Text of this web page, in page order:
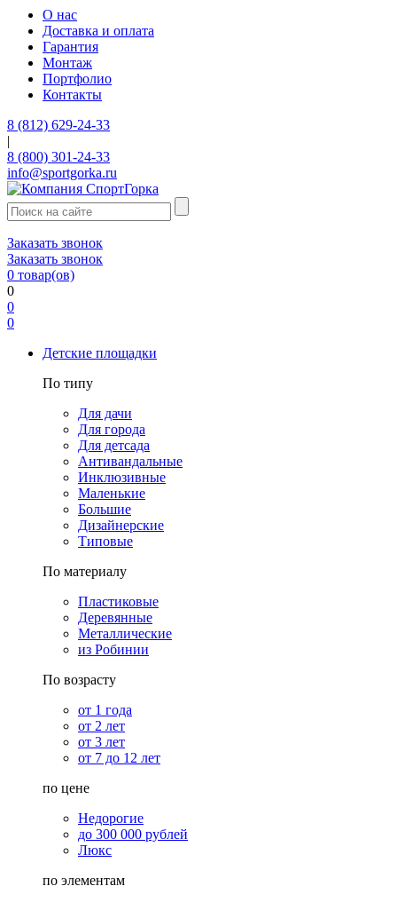
О нас
Доставка и оплата
Гарантия
Монтаж
Портфолио
Контакты
8 (812) 629-24-33
|
8 (800) 301-24-33
info@sportgorka.ru
Заказать звонок
Заказать звонок
0 товар(ов)
0
0
0
Детские площадки
По типу
Для дачи
Для города
Для детсада
Антивандальные
Инклюзивные
Маленькие
Большие
Дизайнерские
Типовые
По материалу
Пластиковые
Деревянные
Металлические
из Робинии
По возрасту
от 1 года
от 2 лет
от 3 лет
от 7 до 12 лет
по цене
Недорогие
до 300 000 рублей
Люкс
по элементам